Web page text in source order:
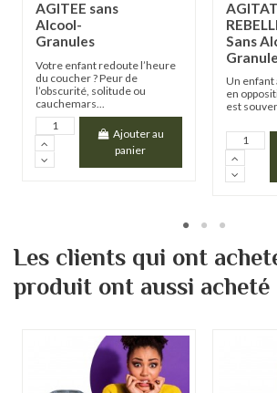
AGITEE sans
Alcool-
Granules
Votre enfant redoute l’heure
du coucher ? Peur de
l’obscurité, solitude ou
cauchemars...
Ajouter au
panier
Sans
Un enfant
en
est
Les clients qui ont
produit ont aussi acheté